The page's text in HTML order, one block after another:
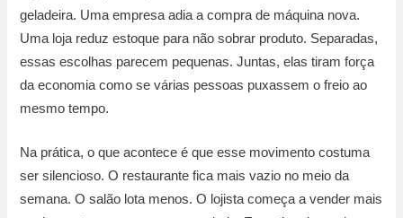
geladeira. Uma empresa adia a compra de máquina nova.
Uma loja reduz estoque para não sobrar produto. Separadas,
essas escolhas parecem pequenas. Juntas, elas tiram força
da economia como se várias pessoas puxassem o freio ao
mesmo tempo.
Na prática, o que acontece é que esse movimento costuma
ser silencioso. O restaurante fica mais vazio no meio da
semana. O salão lota menos. O lojista começa a vender mais